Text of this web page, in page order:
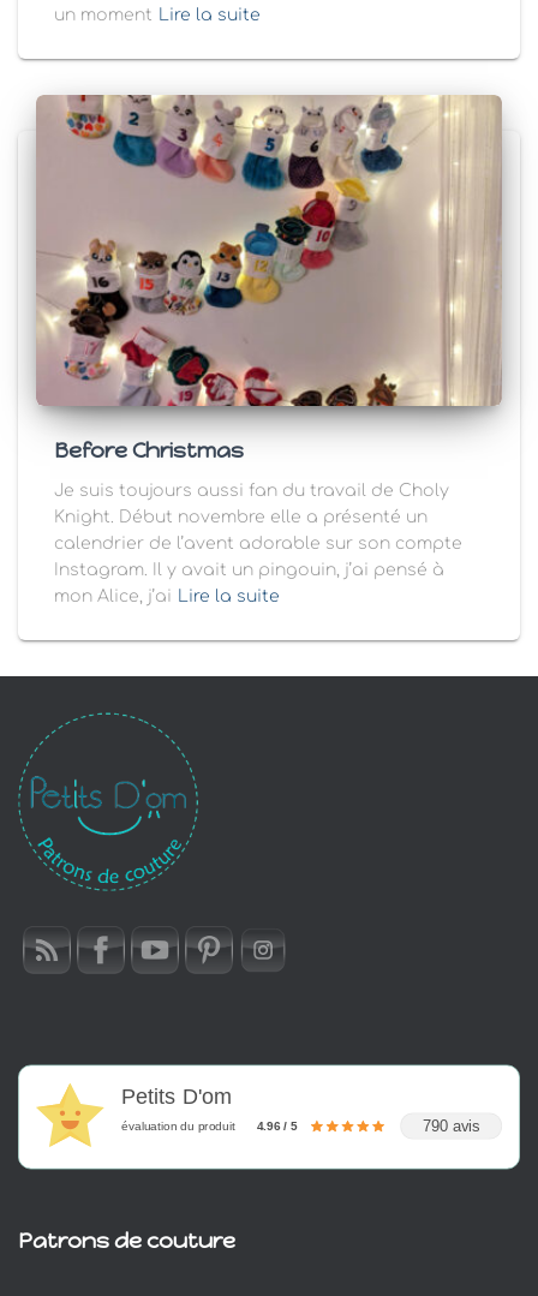
un moment Lire la suite
Before Christmas
Je suis toujours aussi fan du travail de Choly
Knight. Début novembre elle a présenté un
calendrier de l’avent adorable sur son compte
Instagram. Il y avait un pingouin, j’ai pensé à
mon Alice, j’ai Lire la suite
Petits D'om
évaluation du produit 4.96 / 5 790 avis
Patrons de couture